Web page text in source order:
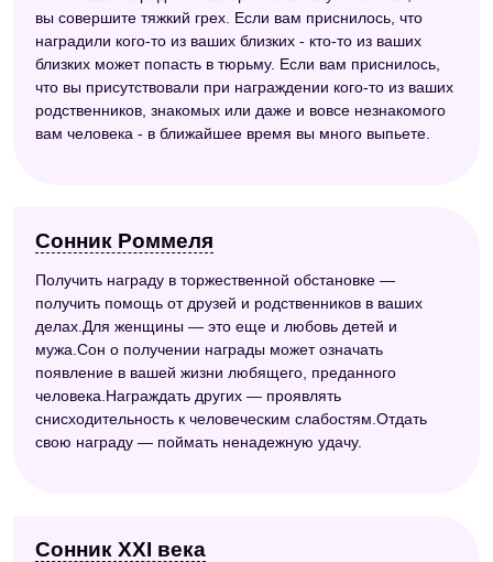
вы совершите тяжкий грех. Если вам приснилось, что
наградили кого-то из ваших близких - кто-то из ваших
близких может попасть в тюрьму. Если вам приснилось,
что вы присутствовали при награждении кого-то из ваших
родственников, знакомых или даже и вовсе незнакомого
вам человека - в ближайшее время вы много выпьете.
Сонник Роммеля
Получить награду в торжественной обстановке —
получить помощь от друзей и родственников в ваших
делах.Для женщины — это еще и любовь детей и
мужа.Сон о получении награды может означать
появление в вашей жизни любящего, преданного
человека.Награждать других — проявлять
снисходительность к человеческим слабостям.Отдать
свою награду — поймать ненадежную удачу.
Сонник XXI века